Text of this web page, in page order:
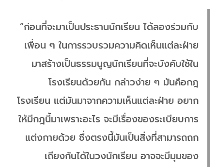
“ก่อนที่จะมาเป็นประธานนักเรียน ได้ลองร่วมกับ
เพื่อน ๆ ในการรวบรวมความคิดเห็นแต่ละฝ่าย
มาสร้างเป็นธรรมนูญนักเรียนที่จะบังคับใช้ใน
โรงเรียนด้วยกัน กล่าวง่าย ๆ มันคือกฎ
โรงเรียน แต่มันมาจากความเห็นแต่ละฝ่าย อยาก
ให้มีกฎนี้มาเพราะอะไร จะมีเรื่องของระเบียบการ
แต่งกายด้วย ซึ่งตรงนี้มันเป็นสิ่งที่สามารถถก
เถียงกันได้ในวงนักเรียน อาจจะมีมุมของ